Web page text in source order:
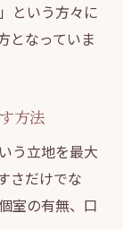
という方々に
となっていま
方法
う立地を最大
さだけでな
室の有無、口